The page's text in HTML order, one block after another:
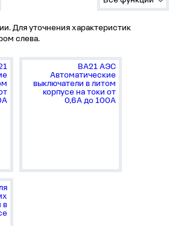
Для уточнения характеристик
слева.
ВА21 АЭС
Автоматические
выключатели в литом
корпусе на токи от
0,6А до 100А
в